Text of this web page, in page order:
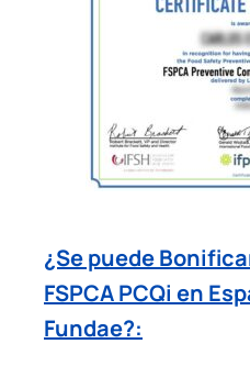
¿Se puede
FSPCA PCQi en
Fundae?: